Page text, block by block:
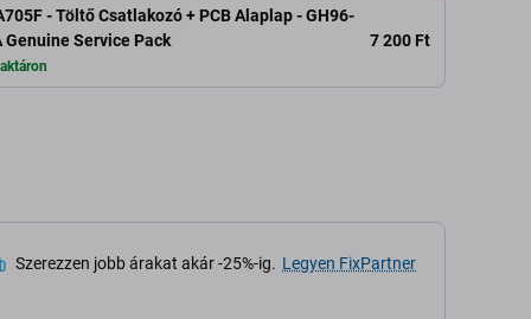
- Töltő Csatlakozó + PCB Alaplap - GH96-
Genuine Service Pack
7 200 Ft
Szerezzen jobb árakat akár -25%-ig. Legyen FixPartner